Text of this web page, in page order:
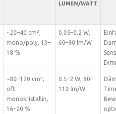
LUMEN/WATT
~20–40 cm²,
mono/poly, 13–
18 %
0.05–0.2 W,
60–90 lm/W
~80–120 cm²,
oft
monokristallin,
16–20 %
0.5–2 W, 80–
110 lm/W